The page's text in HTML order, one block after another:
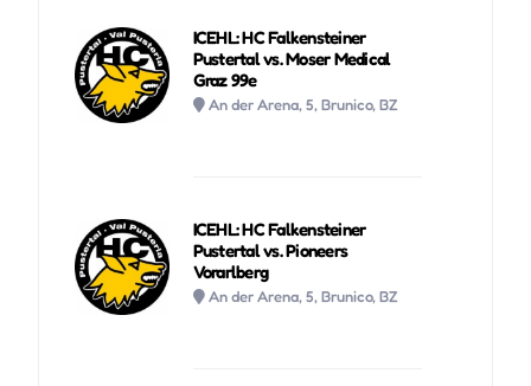
ICEHL: HC Falkensteiner
Pustertal vs. Moser Medical
Graz 99e
An der Arena, 5, Brunico, BZ
ICEHL: HC Falkensteiner
Pustertal vs. Pioneers
Vorarlberg
An der Arena, 5, Brunico, BZ